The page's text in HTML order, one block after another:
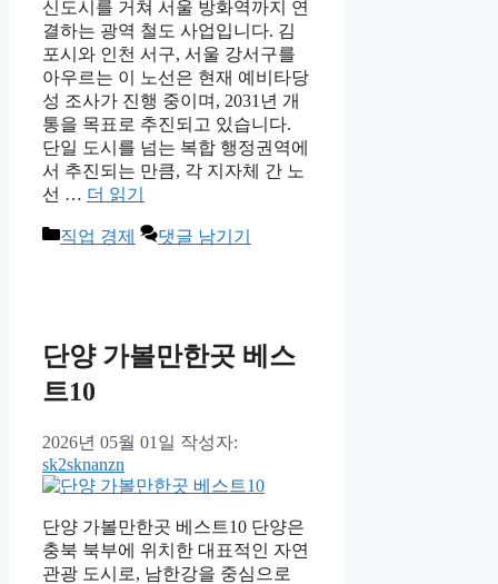
신도시를 거쳐 서울 방화역까지 연
결하는 광역 철도 사업입니다. 김
포시와 인천 서구, 서울 강서구를
아우르는 이 노선은 현재 예비타당
성 조사가 진행 중이며, 2031년 개
통을 목표로 추진되고 있습니다.
단일 도시를 넘는 복합 행정권역에
서 추진되는 만큼, 각 지자체 간 노
선 … 더 읽기
카
직업 경제 댓글 남기기
단양 가볼만한곳 베스
트10
2026년 05월 01일 작성자:
sk2sknanzn
단양 가볼만한곳 베스트10 단양은
충북 북부에 위치한 대표적인 자연
관광 도시로, 남한강을 중심으로